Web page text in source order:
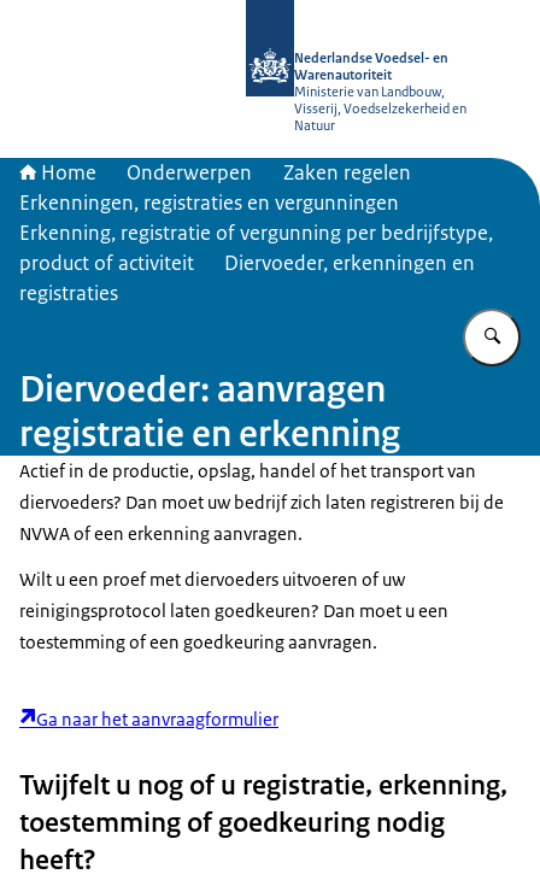
Nederlandse Voedsel- en
Warenautoriteit
Ministerie van Landbouw,
Visserij, Voedselzekerheid en
Natuur
Home Onderwerpen
Zaken regelen
Erkenningen, registraties en vergunningen
Erkenning, registratie of vergunning per bedrijfstype,
product of activiteit
Diervoeder, erkenningen en
registraties
Diervoeder: aanvragen
registratie en erkenning
Actief in de productie, opslag, handel of het transport van
diervoeders? Dan moet uw bedrijf zich laten registreren bij de
NVWA of een erkenning aanvragen.
Wilt u een proef met diervoeders uitvoeren of uw
reinigingsprotocol laten goedkeuren? Dan moet u een
toestemming of een goedkeuring aanvragen.
Ga naar het aanvraagformulier
Twijfelt u nog of u registratie, erkenning,
toestemming of goedkeuring nodig
heeft?